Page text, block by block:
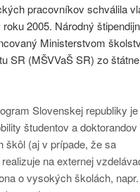
pracovníkov schválila
2005. Národný
Ministerstvom
SR (MŠVVaŠ SR) zo
Slovenskej republiky je
študentov a doktorandov
(aj v prípade, že sa
na externej
o vysokých školách,